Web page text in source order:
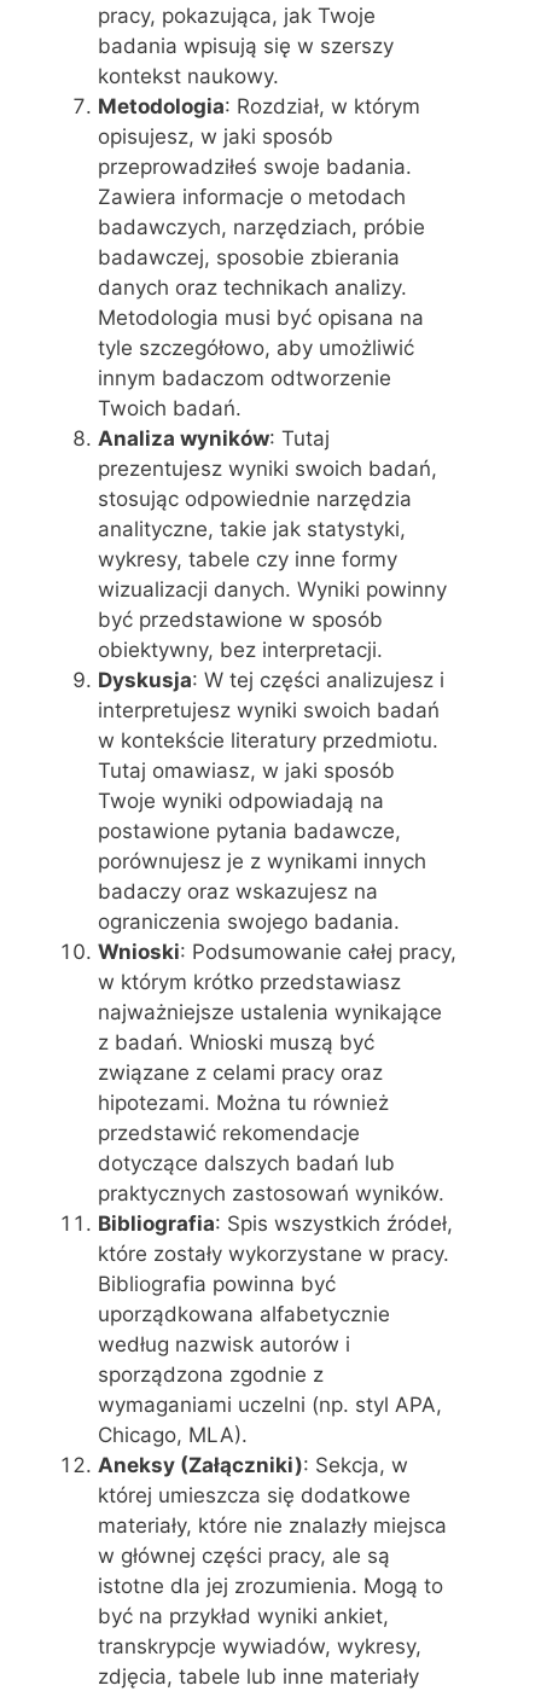
pracy, pokazująca, jak Twoje
badania wpisują się w szerszy
kontekst naukowy.
Metodologia: Rozdział, w którym
opisujesz, w jaki sposób
przeprowadziłeś swoje badania.
Zawiera informacje o metodach
badawczych, narzędziach, próbie
badawczej, sposobie zbierania
danych oraz technikach analizy.
Metodologia musi być opisana na
tyle szczegółowo, aby umożliwić
innym badaczom odtworzenie
Twoich badań.
Analiza wyników: Tutaj
prezentujesz wyniki swoich badań,
stosując odpowiednie narzędzia
analityczne, takie jak statystyki,
wykresy, tabele czy inne formy
wizualizacji danych. Wyniki powinny
być przedstawione w sposób
obiektywny, bez interpretacji.
Dyskusja: W tej części analizujesz i
interpretujesz wyniki swoich badań
w kontekście literatury przedmiotu.
Tutaj omawiasz, w jaki sposób
Twoje wyniki odpowiadają na
postawione pytania badawcze,
porównujesz je z wynikami innych
badaczy oraz wskazujesz na
ograniczenia swojego badania.
Wnioski: Podsumowanie całej pracy,
w którym krótko przedstawiasz
najważniejsze ustalenia wynikające
z badań. Wnioski muszą być
związane z celami pracy oraz
hipotezami. Można tu również
przedstawić rekomendacje
dotyczące dalszych badań lub
praktycznych zastosowań wyników.
Bibliografia: Spis wszystkich źródeł,
które zostały wykorzystane w pracy.
Bibliografia powinna być
uporządkowana alfabetycznie
według nazwisk autorów i
sporządzona zgodnie z
wymaganiami uczelni (np. styl APA,
Chicago, MLA).
Aneksy (Załączniki): Sekcja, w
której umieszcza się dodatkowe
materiały, które nie znalazły miejsca
w głównej części pracy, ale są
istotne dla jej zrozumienia. Mogą to
być na przykład wyniki ankiet,
transkrypcje wywiadów, wykresy,
zdjęcia, tabele lub inne materiały